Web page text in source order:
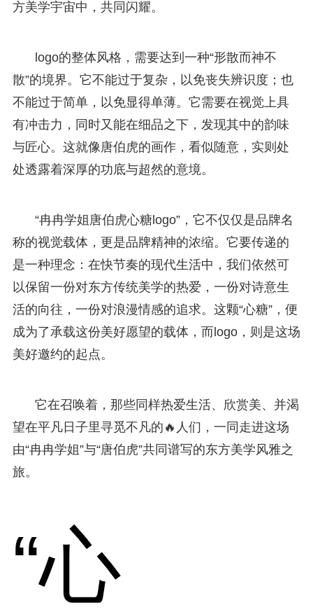
方美学宇宙中，共同闪耀。
logo的整体风格，需要达到一种“形散而神不
散”的境界。它不能过于复杂，以免丧失辨识度；也
不能过于简单，以免显得单薄。它需要在视觉上具
有冲击力，同时又能在细品之下，发现其中的韵味
与匠心。这就像唐伯虎的画作，看似随意，实则处
处透露着深厚的功底与超然的意境。
“冉冉学姐唐伯虎心糖logo”，它不仅仅是品牌名
称的视觉载体，更是品牌精神的浓缩。它要传递的
是一种理念：在快节奏的现代生活中，我们依然可
以保留一份对东方传统美学的热爱，一份对诗意生
活的向往，一份对浪漫情感的追求。这颗“心糖”，便
成为了承载这份美好愿望的载体，而logo，则是这场
美好邀约的起点。
它在召唤着，那些同样热爱生活、欣赏美、并渴
望在平凡日子里寻觅不凡的🔥人们，一同走进这场
由“冉冉学姐”与“唐伯虎”共同谱写的东方美学风雅之
旅。
“心